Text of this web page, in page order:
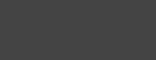
অনুসারে ‘ফল’ কতটা মিলবে সে বিষয়টি
এখানে যে ফলাফল লেখা হল তা একেবারেই